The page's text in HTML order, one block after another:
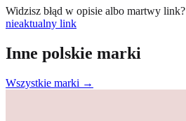
Widzisz błąd w opisie albo martwy link?
nieaktualny link
Inne polskie marki
Wszystkie marki →